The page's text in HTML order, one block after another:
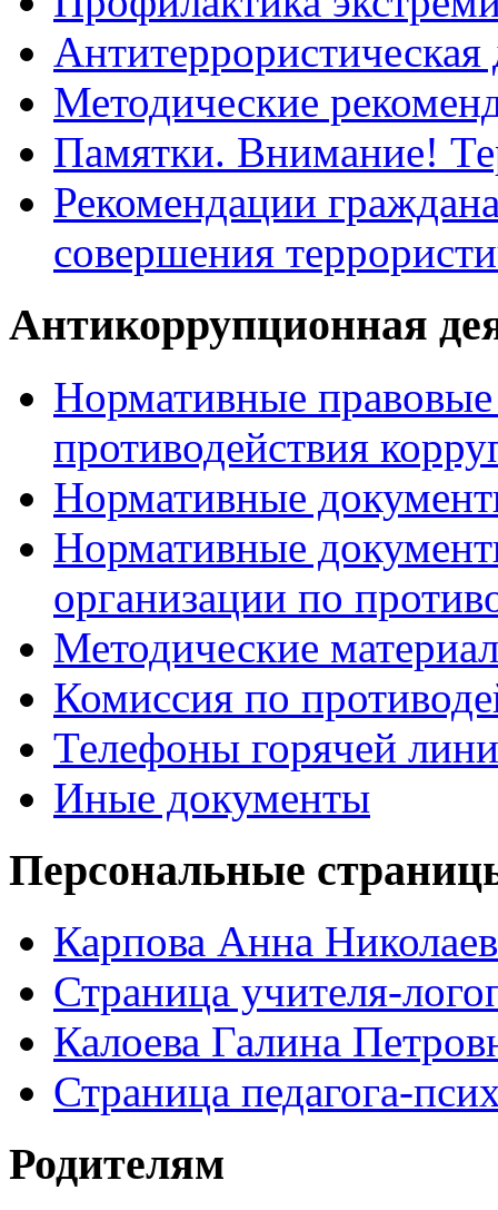
Антитеррористическая
Методические
Памятки. Внимание!
Рекомендации
совершения
Антикоррупционная
Нормативные
противодействия
Нормативные
Нормативные
организации по
Методические
Комиссия по
Телефоны горячей
Иные документы
Персональные
Карпова Анна
Страница учителя-
Калоева Галина
Страница педагога-
Родителям